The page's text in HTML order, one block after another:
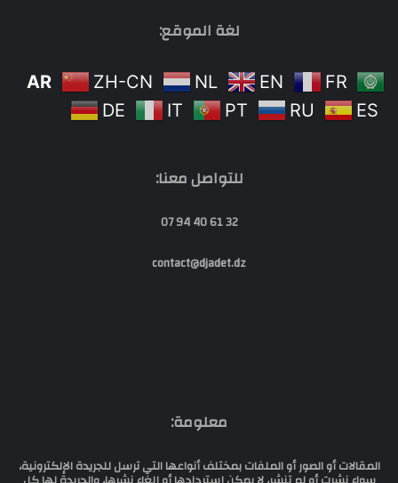
لغة الموقع:
AR ZH-CN NL EN
FR
DE
IT PT RU ES
للتواصل معنا:
32 61 40 94 07
contact@djadet.dz
معلومة:
المقالات أو الصور أو الملفات بمختلف أنواعها التي ترسل للجريدة الإلكترونية،